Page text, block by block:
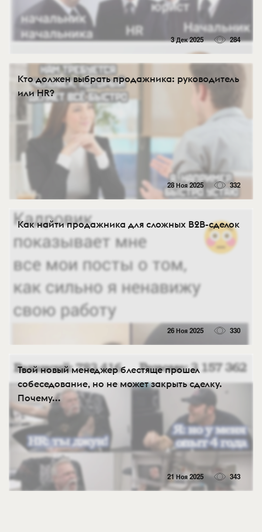
3 Дек 2025 284
Кто должен выбрать продажника: руководитель
или HR?
28 Ноя 2025 332
Как найти продажника для сложных B2B-сделок
26 Ноя 2025 330
Твой новый менеджер блестяще прошел
собеседование, но не может закрыть сделку.
Почему...
21 Ноя 2025 343